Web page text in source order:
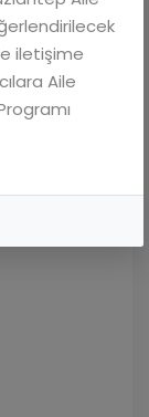
bilgileri
bir
inşa
Salı
sonunda
olup
iletişime
Aile